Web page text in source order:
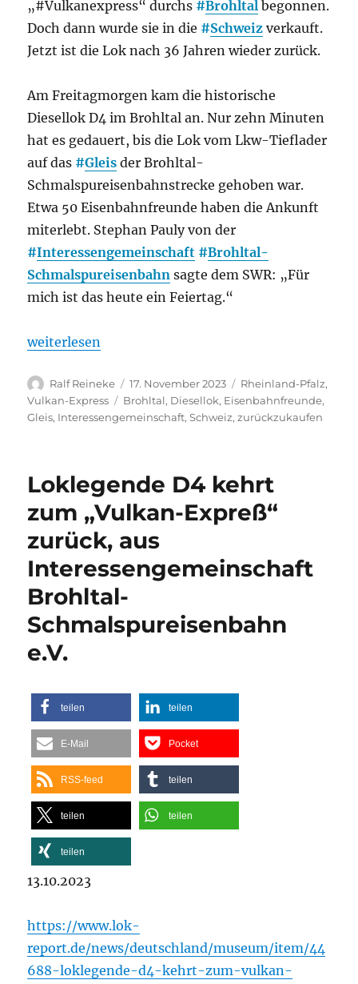
„#Vulkanexpress“ durchs #Brohltal begonnen.
Doch dann wurde sie in die #Schweiz verkauft.
Jetzt ist die Lok nach 36 Jahren wieder zurück.
Am Freitagmorgen kam die historische
Diesellok D4 im Brohltal an. Nur zehn Minuten
hat es gedauert, bis die Lok vom Lkw-Tieflader
auf das #Gleis der Brohltal-
Schmalspureisenbahnstrecke gehoben war.
Etwa 50 Eisenbahnfreunde haben die Ankunft
miterlebt. Stephan Pauly von der
#Interessengemeinschaft #Brohltal-
Schmalspureisenbahn sagte dem SWR: „Für
mich ist das heute ein Feiertag.“
„Historische Diesellok ist nach 36 Jahren zurück im
weiterlesen
Autor
Ralf Reineke
Veröffentlicht
am
17. November 2023 Kategorien
Rheinland-Pfalz,
Vulkan-Express
Schlagwörter
Brohltal, Diesellok, Eisenbahnfreunde,
Gleis, Interessengemeinschaft,Schweiz,zurückzukaufen
Loklegende D4 kehrt
zum „Vulkan-Expreß“
zurück, aus
Interessengemeinschaft
Brohltal-
Schmalspureisenbahn
e.V.
teilen teilen
E-Mail Pocket
RSS-feed teilen
teilen teilen
teilen
13.10.2023
https://www.lok-
report.de/news/deutschland/museum/item/44
688-loklegende-d4-kehrt-zum-vulkan-